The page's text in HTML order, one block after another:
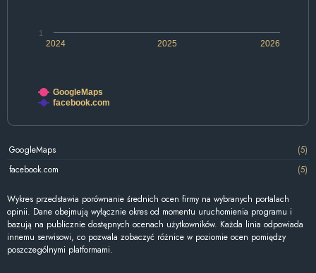
2024 2025 2026
1
GoogleMaps
facebook.com
GoogleMaps
(5)
facebook.com
(5)
Wykres przedstawia porównanie średnich ocen firmy na wybranych portalach
opinii. Dane obejmują wyłącznie okres od momentu uruchomienia programu i
bazują na publicznie dostępnych ocenach użytkowników. Każda linia odpowiada
innemu serwisowi, co pozwala zobaczyć różnice w poziomie ocen pomiędzy
poszczególnymi platformami.